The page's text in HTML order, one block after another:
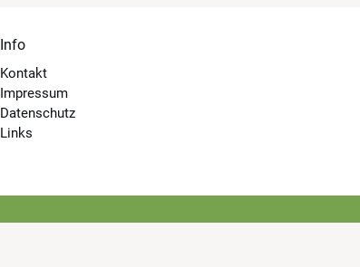
Info
Kontakt
Impressum
Datenschutz
Links